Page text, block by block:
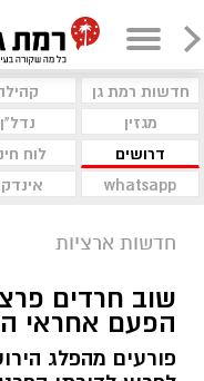
חדשות רמת גן
מגזין
נדל"ן
דרושים
לוח
whatsapp
חדשות ארציות
שוב חרדים
הפעם אחראי
פורעים מהפלג